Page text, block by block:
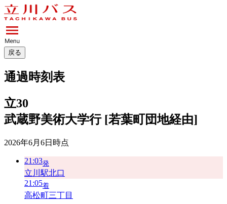
戻る
通過時刻表
立30
武蔵野美術大学行 [若葉町団地経由]
2026年6月6日 時点
21:03発
立川駅北口
21:05着
高松町三丁目